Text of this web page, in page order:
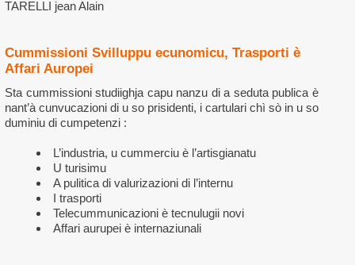
TARELLI jean Alain
Cummissioni Svilluppu ecunomicu, Trasporti è
Affari Auropei
Sta cummissioni studiighja capu nanzu di a seduta publica è
nant’à cunvucazioni di u so prisidenti, i cartulari chì sò in u so
duminiu di cumpetenzi :
L’industria, u cummerciu è l’artisgianatu
U turisimu
A pulitica di valurizazioni di l’internu
I trasporti
Telecummunicazioni è tecnulugii novi
Affari aurupei è internaziunali